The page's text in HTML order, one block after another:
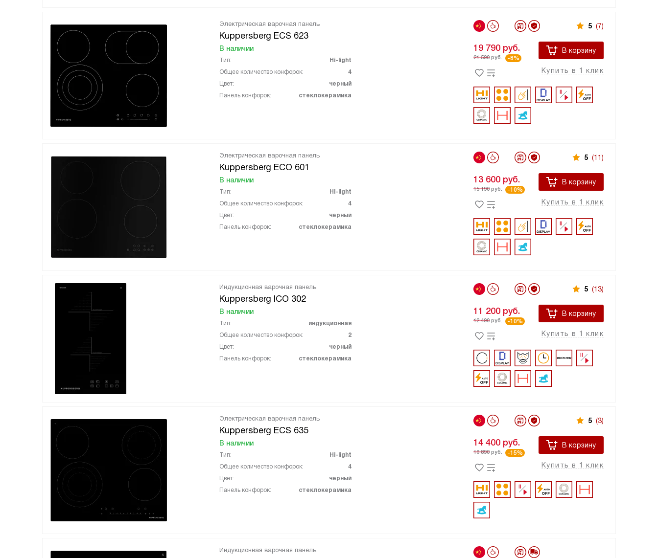
Электрическая варочная панель
Kuppersberg ECS 623
В наличии
Тип:
Hi-light
Общее количество конфорок:
4
Цвет:
черный
Панель конфорок:
стеклокерамика
5 (7)
19 790 руб.
21 590 руб. -8%
В корзину
Купить в 1 клик
Электрическая варочная панель
Kuppersberg ECO 601
В наличии
Тип:
Hi-light
Общее количество конфорок:
4
Цвет:
черный
Панель конфорок:
стеклокерамика
5 (11)
13 600 руб.
15 190 руб. -10%
В корзину
Купить в 1 клик
Индукционная варочная панель
Kuppersberg ICO 302
В наличии
Тип:
индукционная
Общее количество конфорок:
2
Цвет:
черный
Панель конфорок:
стеклокерамика
5 (13)
11 200 руб.
12 490 руб. -10%
В корзину
Купить в 1 клик
Электрическая варочная панель
Kuppersberg ECS 635
В наличии
Тип:
Hi-light
Общее количество конфорок:
4
Цвет:
черный
Панель конфорок:
стеклокерамика
5 (3)
14 400 руб.
16 890 руб. -15%
В корзину
Купить в 1 клик
Индукционная варочная панель